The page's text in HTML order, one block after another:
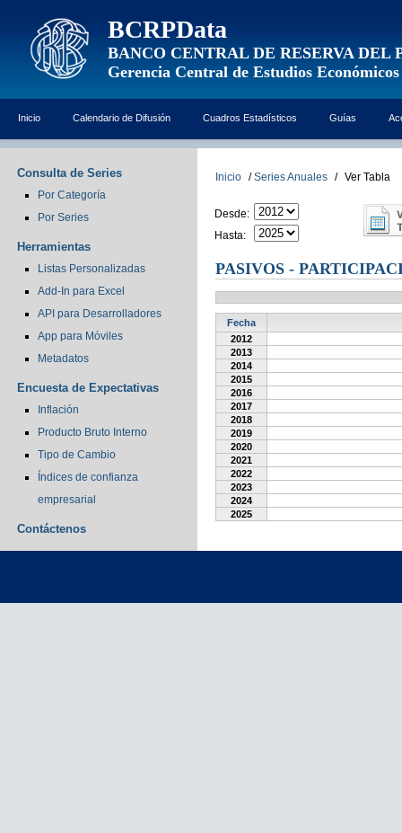
BCRPData
BANCO CENTRAL DE RESERVA DEL
Gerencia Central de Estudios Económicos
Inicio Calendario de Difusión Cuadros Estadísticos Guías
Consulta de Series
Por Categoría
Por Series
Herramientas
Listas Personalizadas
Add-In para Excel
API para Desarrolladores
App para Móviles
Metadatos
Encuesta de Expectativas
Inflación
Producto Bruto Interno
Tipo de Cambio
Índices de confianza
empresarial
Contáctenos
Inicio / Series Anuales / Ver Tabla
Desde:
Hasta:
PASIVOS -
Fecha
2012
2013
2014
2015
2016
2017
2018
2019
2020
2021
2022
2023
2024
2025